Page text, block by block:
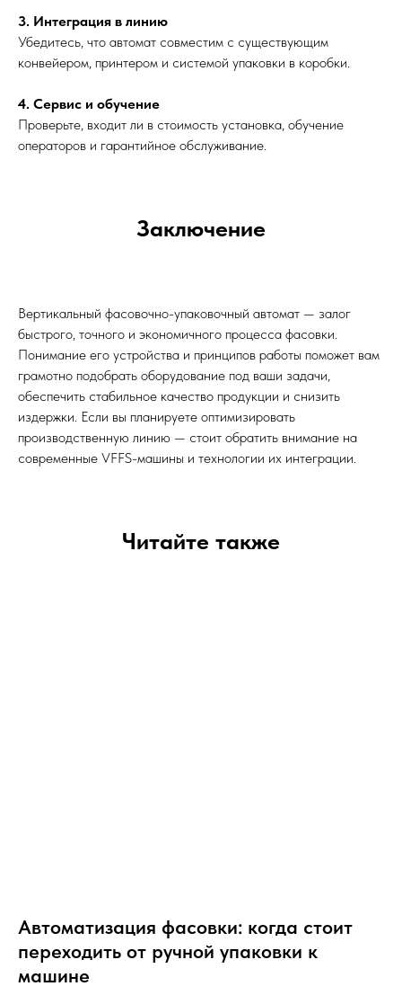
3. Интеграция в линию
Убедитесь, что автомат совместим с существующим
конвейером, принтером и системой упаковки в коробки.
4. Сервис и обучение
Проверьте, входит ли в стоимость установка, обучение
операторов и гарантийное обслуживание.
Заключение
Вертикальный фасовочно-упаковочный автомат — залог
быстрого, точного и экономичного процесса фасовки.
Понимание его устройства и принципов работы поможет вам
грамотно подобрать оборудование под ваши задачи,
обеспечить стабильное качество продукции и снизить
издержки. Если вы планируете оптимизировать
производственную линию — стоит обратить внимание на
современные VFFS-машины и технологии их интеграции.
Читайте также
Автоматизация фасовки: когда стоит
переходить от ручной упаковки к
машине
Двухкамерные вакуумные упаковщики
Фасовочно-упаковочное оборудование